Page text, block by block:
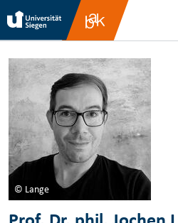
Direkt zum Inhalt
© Lange